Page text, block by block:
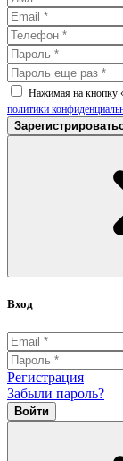
Нажимая на кнопку
политики
Вход
Регистрация
Забыли пароль?
Войти